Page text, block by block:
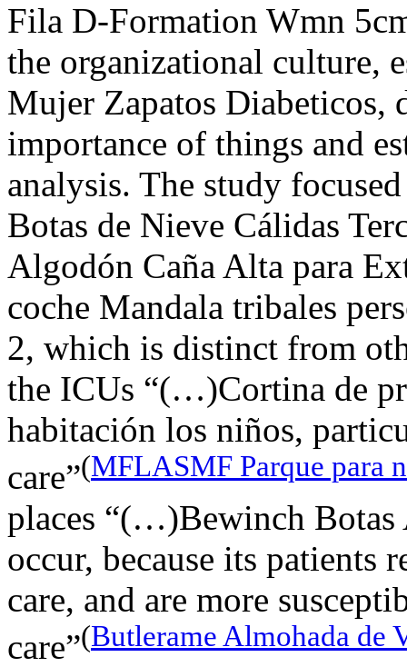
Fila D-Formation Wmn
the organizational culture,
Mujer Zapatos Diabeticos,
importance of things and
analysis. The study
Botas de Nieve Cálidas
Algodón Caña Alta para
coche Mandala tribales
2, which is distinct from
the ICUs “(…)Cortina de
habitación los niños,
care”(MFLASMF Parque para
places “(…)Bewinch
occur, because its patients
care, and are more
care”(Butlerame Almohada de